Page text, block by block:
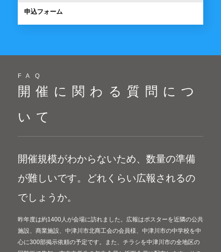
申込フォーム
開催に関わる質問につ
いて
FAQ
開催規模がわからないため、数量の準備
が難しいです。どれくらい広報されるの
でしょうか。
昨年度は約1400人が会場に訪れました。広報はポスターを近隣の公共
施設、商業施設、中津川市北商工会の会員様、中津川市の中学校を中
心に300部掲示依頼の予定です。また、チラシを中津川市の全地区の